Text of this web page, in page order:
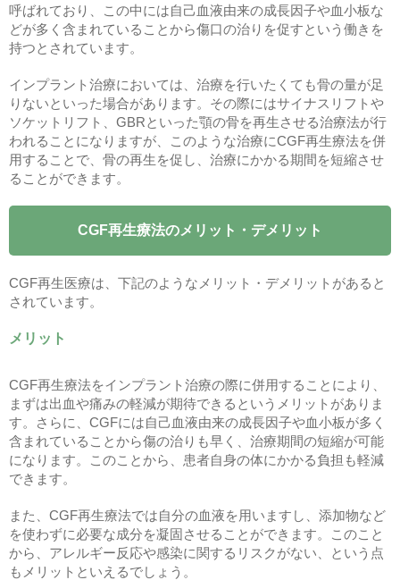
呼ばれており、この中には自己血液由来の成長因子や血小板な
どが多く含まれていることから傷口の治りを促すという働きを
持つとされています。
インプラント治療においては、治療を行いたくても骨の量が足
りないといった場合があります。その際にはサイナスリフトや
ソケットリフト、GBRといった顎の骨を再生させる治療法が行
われることになりますが、このような治療にCGF再生療法を併
用することで、骨の再生を促し、治療にかかる期間を短縮させ
ることができます。
CGF再生療法のメリット・デメリット
CGF再生医療は、下記のようなメリット・デメリットがあると
されています。
メリット
CGF再生療法をインプラント治療の際に併用することにより、
まずは出血や痛みの軽減が期待できるというメリットがありま
す。さらに、CGFには自己血液由来の成長因子や血小板が多く
含まれていることから傷の治りも早く、治療期間の短縮が可能
になります。このことから、患者自身の体にかかる負担も軽減
できます。
また、CGF再生療法では自分の血液を用いますし、添加物など
を使わずに必要な成分を凝固させることができます。このこと
から、アレルギー反応や感染に関するリスクがない、という点
もメリットといえるでしょう。